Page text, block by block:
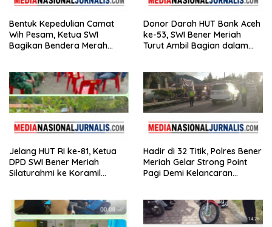
Bentuk Kepedulian Camat
Wih Pesam, Ketua SWI
Bagikan Bendera Merah
Donor Darah HUT Bank Aceh
ke-53, SWI Bener Meriah
Turut Ambil Bagian dalam
Jelang HUT RI ke-81, Ketua
DPD SWI Bener Meriah
Silaturahmi ke Koramil
Hadir di 32 Titik, Polres Bener
Meriah Gelar Strong Point
Pagi Demi Kelancaran